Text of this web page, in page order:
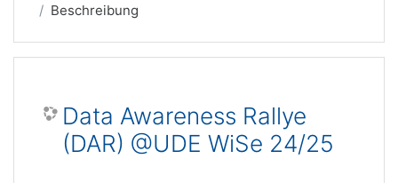
Beschreibung
Data Awareness Rallye
(DAR) @UDE WiSe 24/25